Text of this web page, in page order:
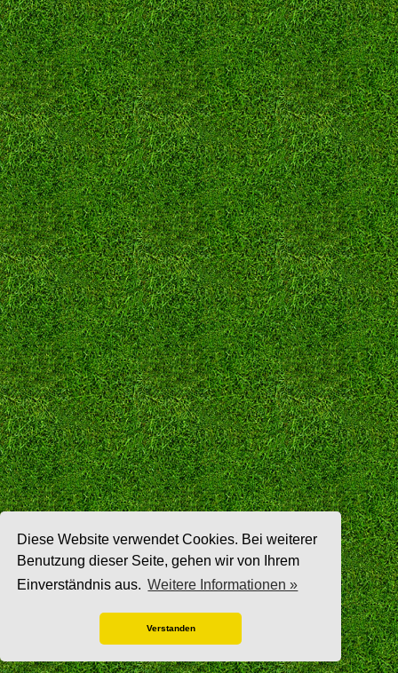
Diese Website verwendet Cookies. Bei weiterer
Benutzung dieser Seite, gehen wir von Ihrem
Einverständnis aus. Weitere Informationen »
Verstanden